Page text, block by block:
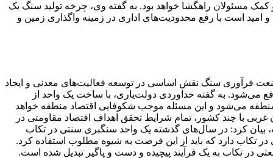
مسئولان راهگشا خواهد بود. به گفته وی، چرخه تولید سنگ یک
است با رفع محدودیت‌های اداری در زمینه واگذاری زمین و
فرآوری سنگ نقش اساسی در توسعه فعالیت‌های معدنی و ایجاد
می‌شود. به گفته خداوردی دولت‌یاری، با ساخت یک واحد از
منطقه می‌شود و این مسئله موجب شکوفایی اقتصاد منطقه خواهد
با چند کشور، تمام شرایط تحقق اهداف اقتصاد مقاومتی در
کارخانه‌های سنگبری مهیا شده است. وی با اشاره به اینکه پیشینه فعالیت معدنی در تکاب تنها ۱۰ سال است، بیان کرد: در سال‌های گذشته یک واحد سنگبری سنتی در تکاب
در تکاب دارد که باید از این فرصت به شیوه مطلوب استفاده کرد.
در تکاب به یک فرآیند پیچیده و دست و پاگیر تبدیل شده است.